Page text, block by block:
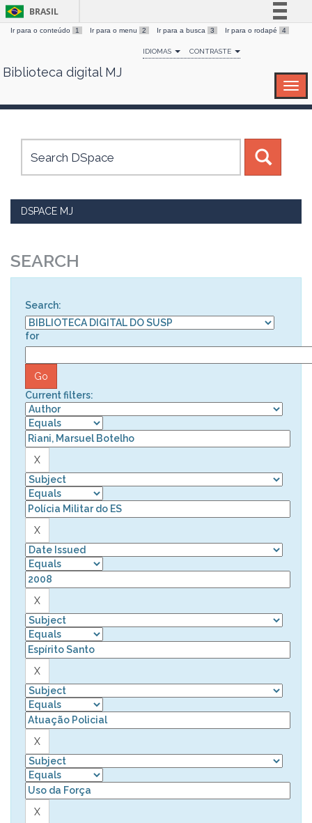
Skip
BRASIL
Simplifique!
Comunica BR
Canais
Ir para o conteúdo 1 Ir para o menu 2 Ir para a busca 3 Ir para o rodapé 4
IDIOMAS CONTRASTE
Biblioteca digital MJ
DSPACE MJ
SEARCH
Search:
for
Current filters: